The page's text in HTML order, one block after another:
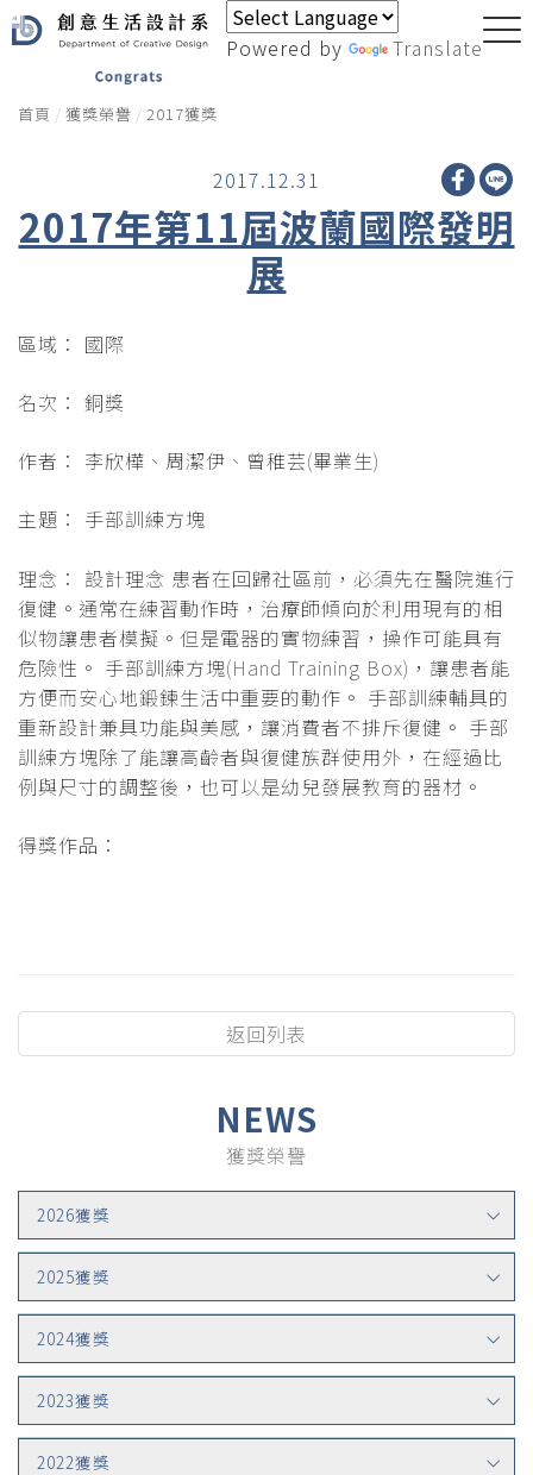
Powered by Translate
首頁 獲獎榮譽 2017獲獎
NEWS
獲獎榮譽
2026獲獎
2025獲獎
2024獲獎
2023獲獎
2022獲獎
2017.12.31
2017年第11屆波蘭國際發明
展
區域： 國際
名次： 銅獎
作者： 李欣樺、周潔伊、曾稚芸(畢業生)
主題： 手部訓練方塊
理念： 設計理念 患者在回歸社區前，必須先在醫院進行
復健。通常在練習動作時，治療師傾向於利用現有的相
似物讓患者模擬。但是電器的實物練習，操作可能具有
危險性。 手部訓練方塊(Hand Training Box)，讓患者能
方便而安心地鍛鍊生活中重要的動作。 手部訓練輔具的
重新設計兼具功能與美感，讓消費者不排斥復健。 手部
訓練方塊除了能讓高齡者與復健族群使用外，在經過比
例與尺寸的調整後，也可以是幼兒發展教育的器材。
得獎作品：
返回列表